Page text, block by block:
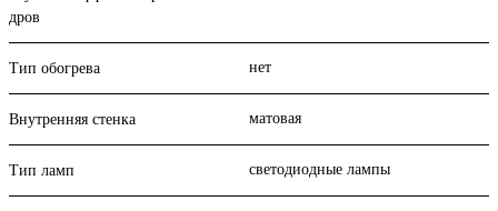
дров
Тип обогрева нет
Внутренняя стенка матовая
Тип ламп светодиодные лампы